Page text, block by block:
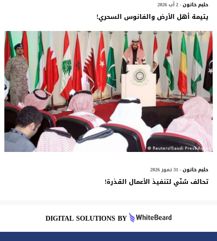
حليم خاتون- 2 آب 2026
يتيمة أهل الأرض والفانوس السحري!
حليم خاتون- 31 تموز 2026
تحالف سٌنّي لتنفيذ الأعمال القذرة!
DIGITAL SOLUTIONS BY